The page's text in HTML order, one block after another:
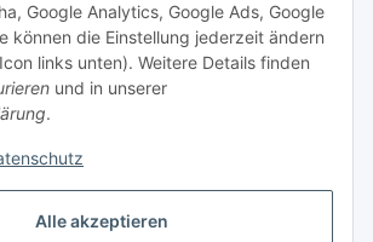
Alle akzeptieren
Google Analytics, Google Ads, Google
können die Einstellung jederzeit ändern
links unten). Weitere Details finden
und in unserer
.